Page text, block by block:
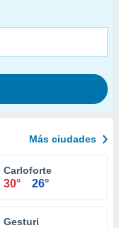
Más ciudades
Carloforte
30° 26°
Gesturi